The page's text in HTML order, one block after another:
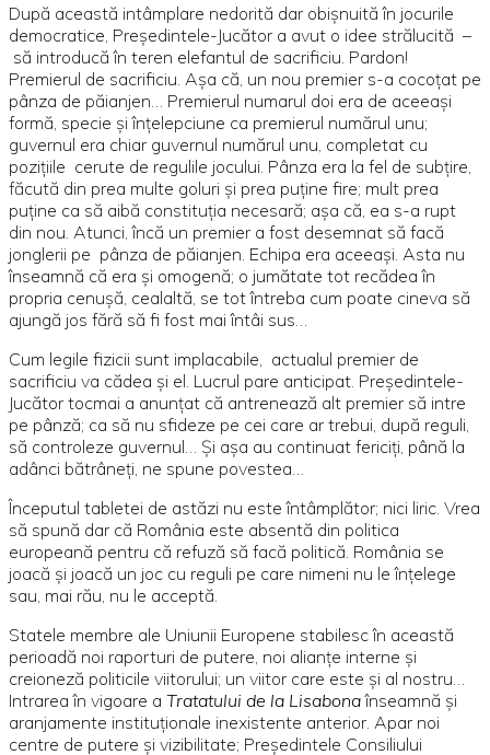
După această intâmplare nedorită dar obişnuită în jocurile
democratice, Preşedintele-Jucător a avut o idee strălucită –
să introducă în teren elefantul de sacrificiu. Pardon!
Premierul de sacrificiu. Aşa că, un nou premier s-a cocoţat pe
pânza de păianjen… Premierul numarul doi era de aceeaşi
formă, specie şi înţelepciune ca premierul numărul unu;
guvernul era chiar guvernul numărul unu, completat cu
poziţiile cerute de regulile jocului. Pânza era la fel de subţire,
făcută din prea multe goluri şi prea puţine fire; mult prea
puţine ca să aibă constituţia necesară; aşa că, ea s-a rupt
din nou. Atunci, încă un premier a fost desemnat să facă
jonglerii pe pânza de păianjen. Echipa era aceeaşi. Asta nu
înseamnă că era şi omogenă; o jumătate tot recădea în
propria cenuşă, cealaltă, se tot întreba cum poate cineva să
ajungă jos fără să fi fost mai întâi sus…
Cum legile fizicii sunt implacabile, actualul premier de
sacrificiu va cădea şi el. Lucrul pare anticipat. Preşedintele-
Jucător tocmai a anunţat că antrenează alt premier să intre
pe pânză; ca să nu sfideze pe cei care ar trebui, după reguli,
să controleze guvernul… Şi aşa au continuat fericiţi, până la
adânci bătrâneţi, ne spune povestea…
Începutul tabletei de astăzi nu este întâmplător; nici liric. Vrea
să spună dar că România este absentă din politica
europeană pentru că refuză să facă politică. România se
joacă şi joacă un joc cu reguli pe care nimeni nu le înţelege
sau, mai rău, nu le acceptă.
Statele membre ale Uniunii Europene stabilesc în această
perioadă noi raporturi de putere, noi alianţe interne şi
creioneză politicile viitorului; un viitor care este şi al nostru…
Intrarea în vigoare a Tratatului de la Lisabonaînseamnă şi
aranjamente instituţionale inexistente anterior. Apar noi
centre de putere şi vizibilitate; Preşedintele Consiliului